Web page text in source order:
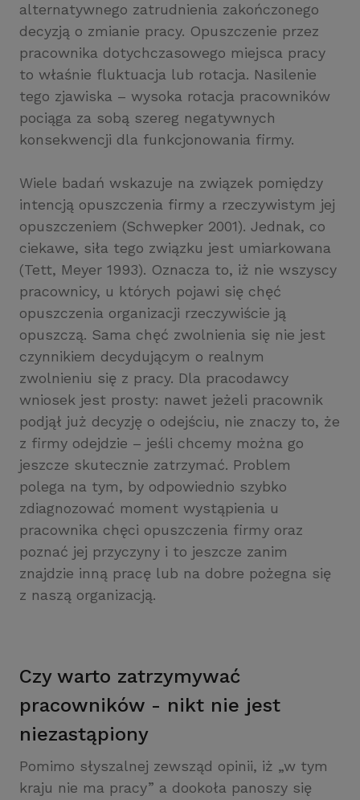
alternatywnego zatrudnienia zakończonego
decyzją o zmianie pracy. Opuszczenie przez
pracownika dotychczasowego miejsca pracy
to właśnie fluktuacja lub rotacja. Nasilenie
tego zjawiska – wysoka rotacja pracowników
pociąga za sobą szereg negatywnych
konsekwencji dla funkcjonowania firmy.
Wiele badań wskazuje na związek pomiędzy
intencją opuszczenia firmy a rzeczywistym jej
opuszczeniem (Schwepker 2001). Jednak, co
ciekawe, siła tego związku jest umiarkowana
(Tett, Meyer 1993). Oznacza to, iż nie wszyscy
pracownicy, u których pojawi się chęć
opuszczenia organizacji rzeczywiście ją
opuszczą. Sama chęć zwolnienia się nie jest
czynnikiem decydującym o realnym
zwolnieniu się z pracy. Dla pracodawcy
wniosek jest prosty: nawet jeżeli pracownik
podjął już decyzję o odejściu, nie znaczy to, że
z firmy odejdzie – jeśli chcemy można go
jeszcze skutecznie zatrzymać. Problem
polega na tym, by odpowiednio szybko
zdiagnozować moment wystąpienia u
pracownika chęci opuszczenia firmy oraz
poznać jej przyczyny i to jeszcze zanim
znajdzie inną pracę lub na dobre pożegna się
z naszą organizacją.
Czy warto zatrzymywać
pracowników - nikt nie jest
niezastąpiony
Pomimo słyszalnej zewsząd opinii, iż „w tym
kraju nie ma pracy” a dookoła panoszy się